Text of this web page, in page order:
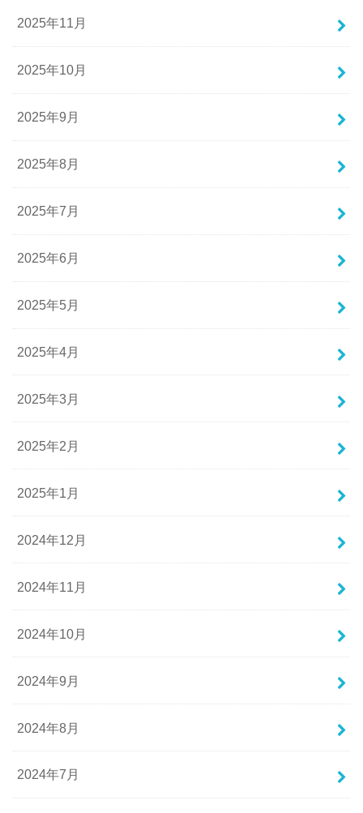
2025年11月
2025年10月
2025年9月
2025年8月
2025年7月
2025年6月
2025年5月
2025年4月
2025年3月
2025年2月
2025年1月
2024年12月
2024年11月
2024年10月
2024年9月
2024年8月
2024年7月